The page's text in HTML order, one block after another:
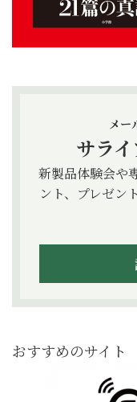
メー
サラ
新製品体験会や
ント、プレゼン
おすすめのサイト